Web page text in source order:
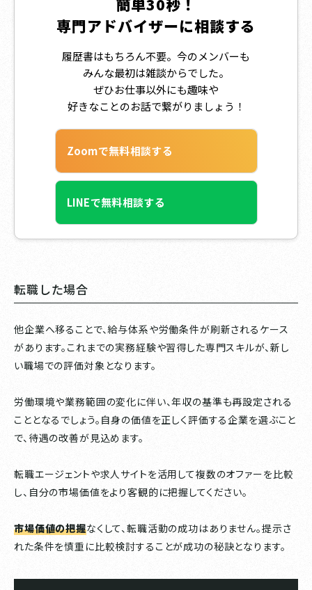
簡単30秒！
専門アドバイザーに相談する
履歴書はもちろん不要。今のメンバーも
みんな最初は雑談からでした。
ぜひお仕事以外にも趣味や
好きなことのお話で繋がりましょう！
Zoomで無料相談する
LINEで無料相談する
転職した場合
他企業へ移ることで、給与体系や労働条件が刷新されるケース
があります。これまでの実務経験や習得した専門スキルが、新し
い職場での評価対象となります。
労働環境や業務範囲の変化に伴い、年収の基準も再設定される
こととなるでしょう。自身の価値を正しく評価する企業を選ぶこと
で、待遇の改善が見込めます。
転職エージェントや求人サイトを活用して複数のオファーを比較
し、自分の市場価値をより客観的に把握してください。
市場価値の把握なくして、転職活動の成功はありません。提示さ
れた条件を慎重に比較検討することが成功の秘訣となります。